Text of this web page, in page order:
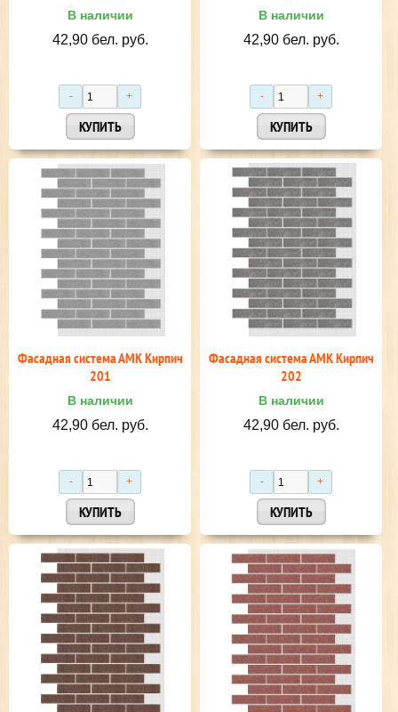
В наличии
42,90 бел. руб.
В наличии
42,90 бел. руб.
Фасадная система АМК Кирпич
201
В наличии
42,90 бел. руб.
Фасадная система АМК Кирпич
202
В наличии
42,90 бел. руб.